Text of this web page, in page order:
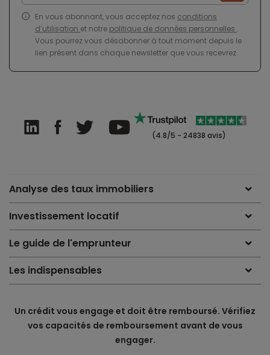
En vous abonnant, vous acceptez nos conditions
d’utilisation et notre politique de données personnelles .
Vous pourrez vous désabonner à tout moment depuis le
lien présent dans chaque newsletter que vous recevrez.
(4.8/5 - 24838 avis)
Analyse des taux immobiliers
Investissement locatif
Le guide de l'emprunteur
Les indispensables
Un crédit vous engage et doit être remboursé. Vérifiez
vos capacités de remboursement avant de vous
engager.